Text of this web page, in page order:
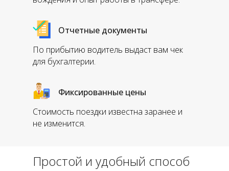
По прибытию водитель выдаст вам чек
для бухгалтерии.
Стоимость поездки известна заранее и
не изменится.
Отчетные документы
Фиксированные цены
Простой и удобный способ